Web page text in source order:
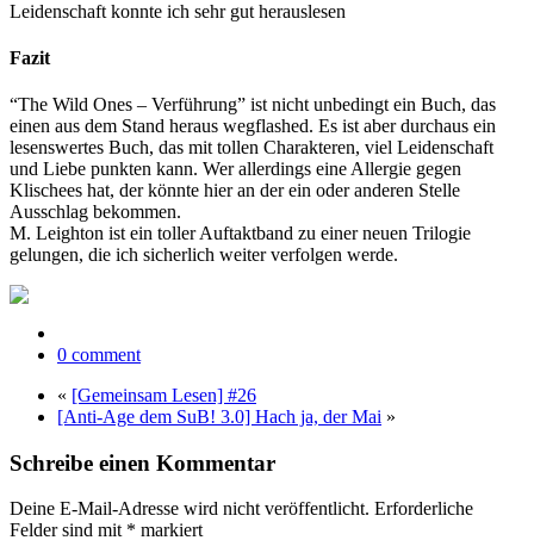
Leidenschaft konnte ich sehr gut herauslesen
Fazit
“The Wild Ones – Verführung” ist nicht unbedingt ein Buch, das
einen aus dem Stand heraus wegflashed. Es ist aber durchaus ein
lesenswertes Buch, das mit tollen Charakteren, viel Leidenschaft
und Liebe punkten kann. Wer allerdings eine Allergie gegen
Klischees hat, der könnte hier an der ein oder anderen Stelle
Ausschlag bekommen.
M. Leighton ist ein toller Auftaktband zu einer neuen Trilogie
gelungen, die ich sicherlich weiter verfolgen werde.
0 comment
« [Gemeinsam Lesen] #26
[Anti-Age dem SuB! 3.0] Hach ja, der Mai »
Schreibe einen Kommentar
Deine E-Mail-Adresse wird nicht veröffentlicht. Erforderliche
Felder sind mit * markiert